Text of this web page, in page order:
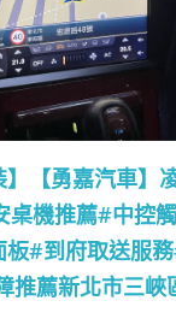
【勇嘉汽車】
桌機推薦#中控
板#到府取送服
推薦新北市三峽